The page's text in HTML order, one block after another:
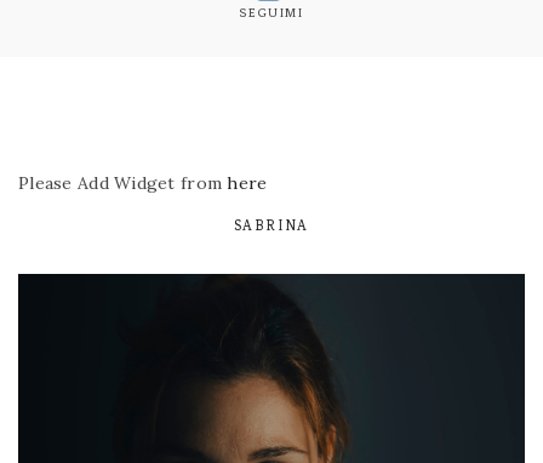
SEGUIMI
Please Add Widget fromhere
SABRINA